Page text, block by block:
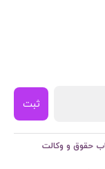
ثبت
حقوق و وکالت